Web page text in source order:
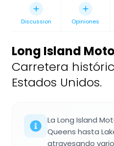
Discussion Opiniones
Long Island
Carretera
Estados Unidos.
La Long Island
Queens hasta
atravesando